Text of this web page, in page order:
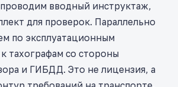
вводный инструктаж,
для проверок. Параллельно
по эксплуатационным
тахографам со стороны
и ГИБДД. Это не лицензия, а